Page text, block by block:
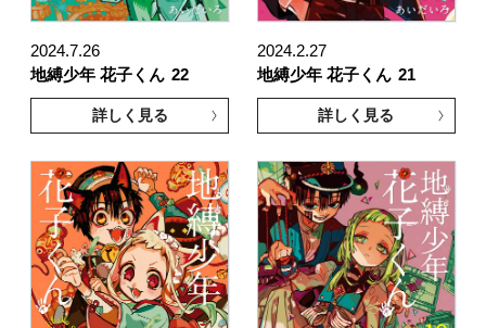
2024.7.26
地縛少年 花子くん 22
詳しく見る
2024.2.27
地縛少年 花子くん 21
詳しく見る